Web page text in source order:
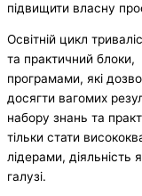
підвищити власну
Освітній цикл
та практичний
програмами, які
досягти вагомих
набору знань та
тільки стати
лідерами, діяльність
галузі.